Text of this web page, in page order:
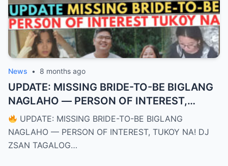
News • 8 months ago
UPDATE: MISSING BRIDE-TO-BE BIGLANG
NAGLAHO — PERSON OF INTEREST,
TUKOY NA! DJ ZSAN TAGALOG CRIME
STORY NA UMUUGONG SA BUONG
BANSA!
UPDATE: MISSING BRIDE-TO-BE BIGLANG
NAGLAHO — PERSON OF INTEREST, TUKOY NA! DJ
ZSAN TAGALOG…